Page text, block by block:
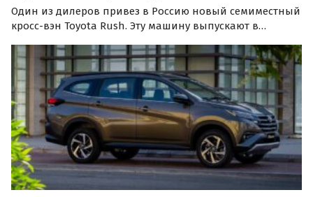
Один из дилеров привез в Россию новый семиместный
кросс-вэн Toyota Rush. Эту машину выпускают в
Азии, сообщают «Автоновости дня». Toyota Rush 2023
года с нулевым пробегом оценен дилером в 2,6 млн
рублей.